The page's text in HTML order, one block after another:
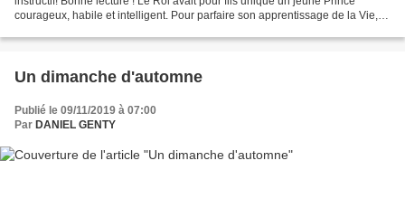
courageux, habile et intelligent. Pour parfaire son apprentissage de la Vie, il
Un dimanche d'automne
Publié le 09/11/2019 à 07:00
Par DANIEL GENTY